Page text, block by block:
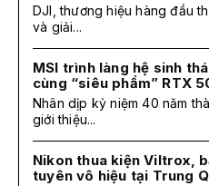
DJI, thương hiệu hàng đầu
và giải...
MSI trình làng hệ sinh
cùng “siêu phẩm” RTX
Nhân dịp kỷ niệm 40 năm
giới thiệu...
Nikon thua kiện Viltrox,
tuyên vô hiệu tại Trung